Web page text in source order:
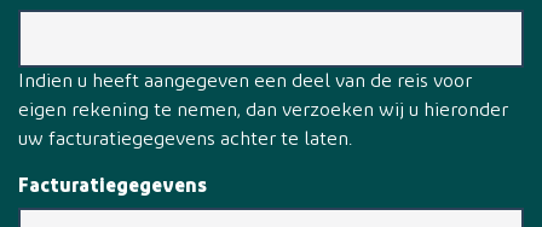
Indien u heeft aangegeven een deel van de reis voor
eigen rekening te nemen, dan verzoeken wij u hieronder
uw facturatiegegevens achter te laten.
Facturatiegegevens